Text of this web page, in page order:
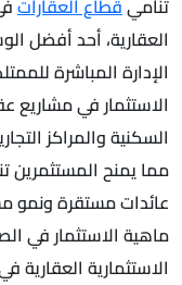
العقارية، أحد أفضل
الإدارة المباشرة
الاستثمار في مشاريع
السكنية والمراكز
مما يمنح المستثمرين
عائدات مستقرة ونمو
ماهية الاستثمار في
الاستثمارية العقارية